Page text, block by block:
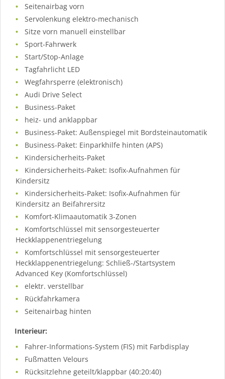
Seitenairbag vorn
Servolenkung elektro-mechanisch
Sitze vorn manuell einstellbar
Sport-Fahrwerk
Start/Stop-Anlage
Tagfahrlicht LED
Wegfahrsperre (elektronisch)
Audi Drive Select
Business-Paket
heiz- und anklappbar
Business-Paket: Außenspiegel mit Bordsteinautomatik
Business-Paket: Einparkhilfe hinten (APS)
Kindersicherheits-Paket
Kindersicherheits-Paket: Isofix-Aufnahmen für
Kindersitz
Kindersicherheits-Paket: Isofix-Aufnahmen für
Kindersitz an Beifahrersitz
Komfort-Klimaautomatik 3-Zonen
Komfortschlüssel mit sensorgesteuerter
Heckklappenentriegelung
Komfortschlüssel mit sensorgesteuerter
Heckklappenentriegelung: Schließ-/Startsystem
Advanced Key (Komfortschlüssel)
elektr. verstellbar
Rückfahrkamera
Seitenairbag hinten
Interieur:
Fahrer-Informations-System (FIS) mit Farbdisplay
Fußmatten Velours
Rücksitzlehne geteilt/klappbar (40:20:40)